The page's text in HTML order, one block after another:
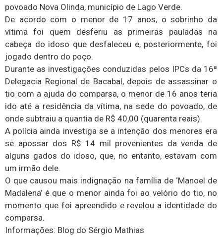
povoado Nova Olinda, município de Lago Verde.
De acordo com o menor de 17 anos, o sobrinho da
vítima foi quem desferiu as primeiras pauladas na
cabeça do idoso que desfaleceu e, posteriormente, foi
jogado dentro do poço.
Durante as investigações conduzidas pelos IPCs da 16ª
Delegacia Regional de Bacabal, depois de assassinar o
tio com a ajuda do comparsa, o menor de 16 anos teria
ido até a residência da vítima, na sede do povoado, de
onde subtraiu a quantia de R$ 40,00 (quarenta reais).
A polícia ainda investiga se a intenção dos menores era
se apossar dos R$ 14 mil provenientes da venda de
alguns gados do idoso, que, no entanto, estavam com
um irmão dele.
O que causou mais indignação na família de ‘Manoel de
Madalena’ é que o menor ainda foi ao velório do tio, no
momento que foi apreendido e revelou a identidade do
comparsa.
Informações: Blog do Sérgio Mathias